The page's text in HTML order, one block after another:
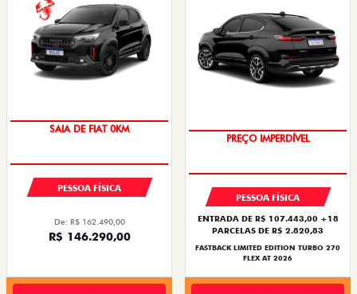
OPORTUNIDADE
PESSOA FÍSICA
De: R$ 162.490,00
R$ 146.290,00
COM USADO NA TROCA
PESSOA FÍSICA
ENTRADA DE R$ 107.443,00 +18
PARCELAS DE R$ 2.820,83
FASTBACK LIMITED EDITION TURBO 270
FLEX AT 2026